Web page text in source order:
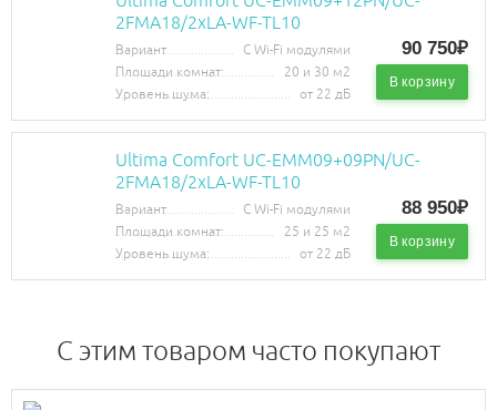
2FMA18/2хLA-WF-TL10
Вариант
С Wi-Fi модулями
Площади комнат:
20 и 30 м2
Уровень шума:
от 22 дБ
90 750₽
В корзину
Ultima Comfort UC-EMM09+09PN/UC-
2FMA18/2хLA-WF-TL10
Вариант
С Wi-Fi модулями
Площади комнат:
25 и 25 м2
Уровень шума:
от 22 дБ
88 950₽
В корзину
C этим товаром часто покупают